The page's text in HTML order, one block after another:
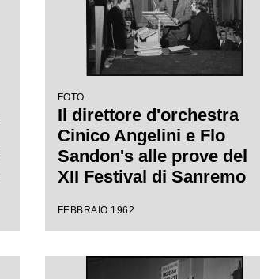
FOTO
Il direttore d'orchestra
Cinico Angelini e Flo
Sandon's alle prove del
XII Festival di Sanremo
FEBBRAIO 1962